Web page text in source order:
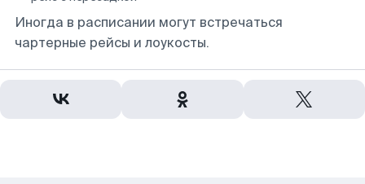
Иногда в расписании могут встречаться
чартерные рейсы и лоукосты.